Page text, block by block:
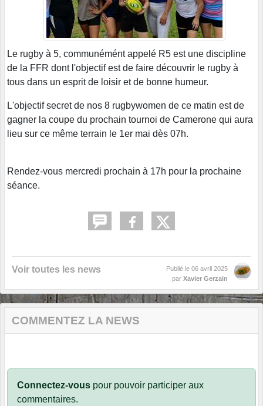
Le rugby à 5, communémént appelé R5 est une discipline
de la FFR dont l'objectif est de faire découvrir le rugby à
tous dans un esprit de loisir et de bonne humeur.
L'objectif secret de nos 8 rugbywomen de ce matin est de
gagner la coupe du prochain tournoi de Camerone qui aura
lieu sur ce même terrain le 1er mai dès 07h.
Rendez-vous mercredi prochain à 17h pour la prochaine
séance.
Voir toutes les news Publié le 06 avril 2025
par Xavier Gerzain
COMMENTEZ LA NEWS
Connectez-vous pour pouvoir participer aux
commentaires.